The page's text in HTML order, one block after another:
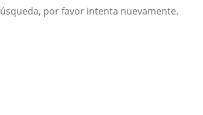
por favor intenta nuevamente.